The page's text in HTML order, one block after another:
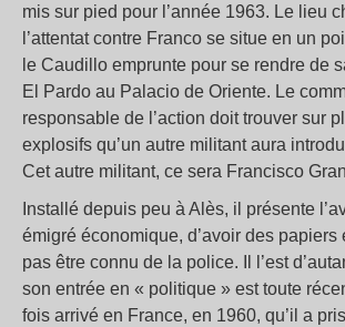
mis sur pied pour l’année 1963. Le lieu
l’attentat contre Franco se situe en un
le Caudillo emprunte pour se rendre de
El Pardo au Palacio de Oriente. Le
responsable de l’action doit trouver sur
explosifs qu’un autre militant aura
Cet autre militant, ce sera Francisco
Installé depuis peu à Alès, il présente
émigré économique, d’avoir des papiers
pas être connu de la police. Il l’est
son entrée en « politique » est toute
fois arrivé en France, en 1960, qu’il a